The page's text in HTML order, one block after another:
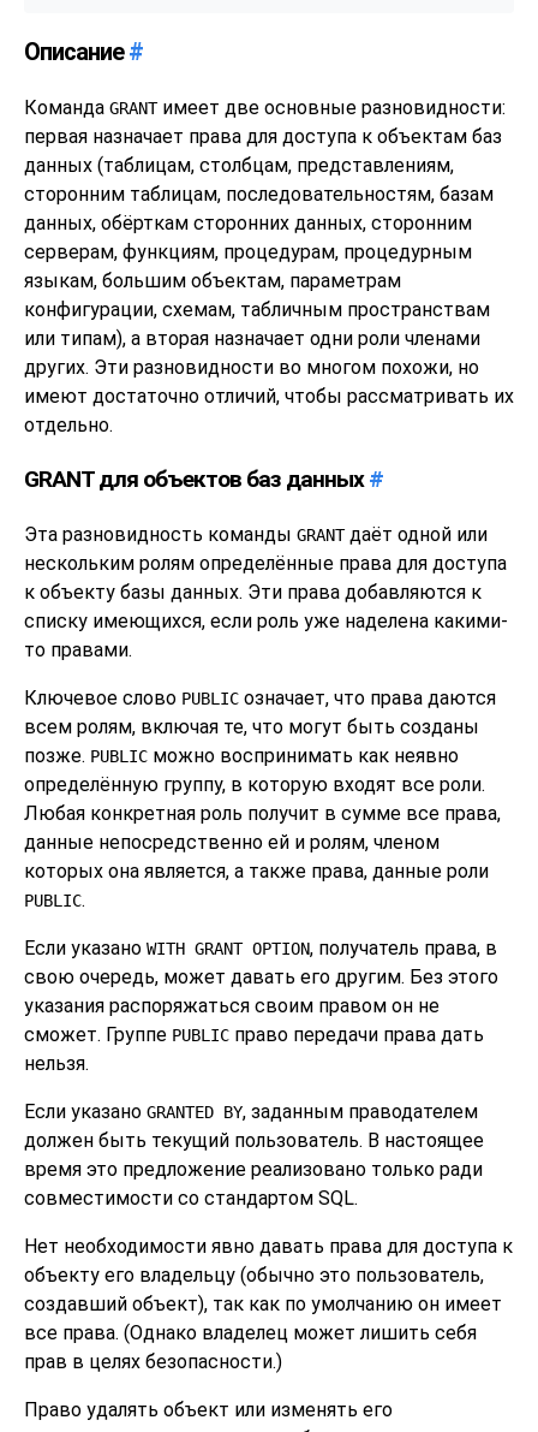
Описание#
Команда GRANTимеет две основные разновидности:
первая назначает права для доступа к объектам баз
данных (таблицам, столбцам, представлениям,
сторонним таблицам, последовательностям, базам
данных, обёрткам сторонних данных, сторонним
серверам, функциям, процедурам, процедурным
языкам, большим объектам, параметрам
конфигурации, схемам, табличным пространствам
или типам), а вторая назначает одни роли членами
других. Эти разновидности во многом похожи, но
имеют достаточно отличий, чтобы рассматривать их
отдельно.
GRANT для объектов баз данных#
Эта разновидность команды GRANTдаёт одной или
нескольким ролям определённые права для доступа
к объекту базы данных. Эти права добавляются к
списку имеющихся, если роль уже наделена какими-
то правами.
Ключевое слово PUBLIC означает, что права даются
всем ролям, включая те, что могут быть созданы
позже. PUBLIC можно воспринимать как неявно
определённую группу, в которую входят все роли.
Любая конкретная роль получит в сумме все права,
данные непосредственно ей и ролям, членом
которых она является, а также права, данные роли
PUBLIC.
Если указано WITH GRANT OPTION, получатель права, в
свою очередь, может давать его другим. Без этого
указания распоряжаться своим правом он не
сможет. Группе PUBLIC право передачи права дать
нельзя.
Если указано GRANTED BY, заданным праводателем
должен быть текущий пользователь. В настоящее
время это предложение реализовано только ради
совместимости со стандартом SQL.
Нет необходимости явно давать права для доступа к
объекту его владельцу (обычно это пользователь,
создавший объект), так как по умолчанию он имеет
все права. (Однако владелец может лишить себя
прав в целях безопасности.)
Право удалять объект или изменять его